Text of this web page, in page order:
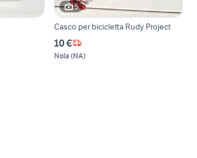
5
Casco per bicicletta Rudy Project
10 €
Nola (NA)